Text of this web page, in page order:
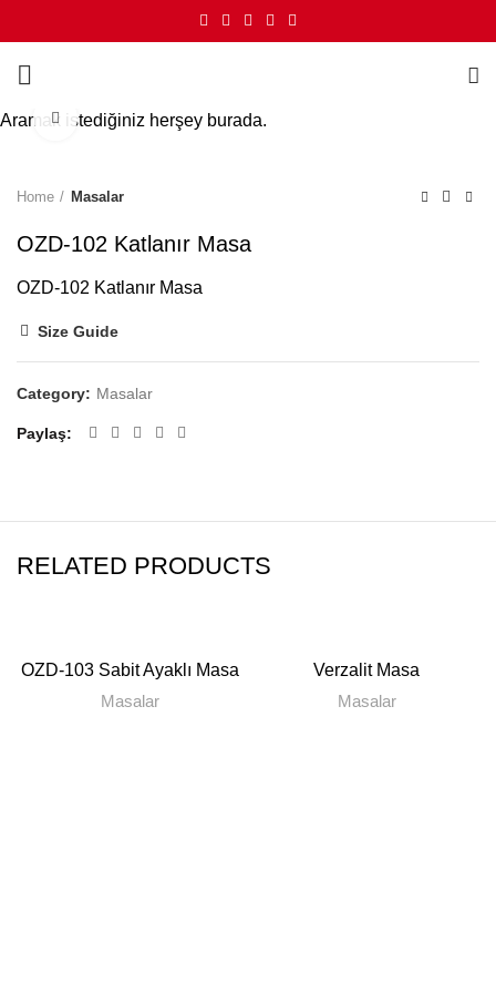
Click to enlarge
Home Masalar
OZD-102 Katlanır Masa
OZD-102 Katlanır Masa
Size Guide
Category: Masalar
Paylaş
RELATED PRODUCTS
OZD-103 Sabit Ayaklı Masa
Masalar
Verzalit Masa
Masalar
Aramak istediğiniz herşey burada.